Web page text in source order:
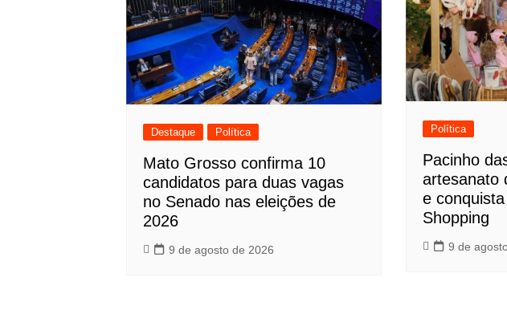
Destaque Política
Mato Grosso confirma 10
candidatos para duas vagas
no Senado nas eleições de
2026
9 de agosto de 2026
Política
Pacinho
artesanato
e
Shopping
9 de